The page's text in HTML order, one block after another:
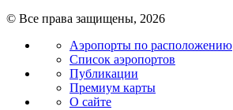
© Все права защищены, 2026
Аэропорты по расположению
Список аэропортов
Публикации
Премиум карты
О сайте